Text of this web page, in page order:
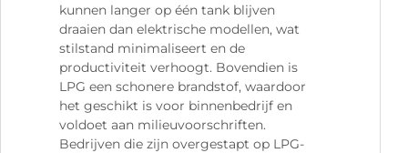
kunnen langer op één tank blijven
draaien dan elektrische modellen, wat
stilstand minimaliseert en de
productiviteit verhoogt. Bovendien is
LPG een schonere brandstof, waardoor
het geschikt is voor binnenbedrijf en
voldoet aan milieuvoorschriften.
Bedrijven die zijn overgestapt op LPG-